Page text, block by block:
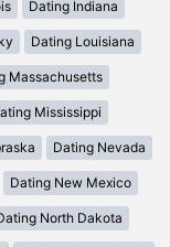
Dating Indiana
Dating Louisiana
Massachusetts
Mississippi
Dating Nevada
Dating New Mexico
North Dakota